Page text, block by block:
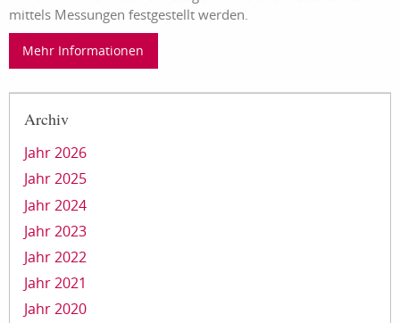
mittels Messungen festgestellt werden.
Mehr Informationen
Archiv
Jahr 2026
Jahr 2025
Jahr 2024
Jahr 2023
Jahr 2022
Jahr 2021
Jahr 2020